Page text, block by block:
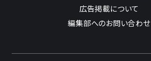
広告掲載について
編集部へのお問い合わせ